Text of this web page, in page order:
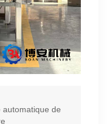
automatique de